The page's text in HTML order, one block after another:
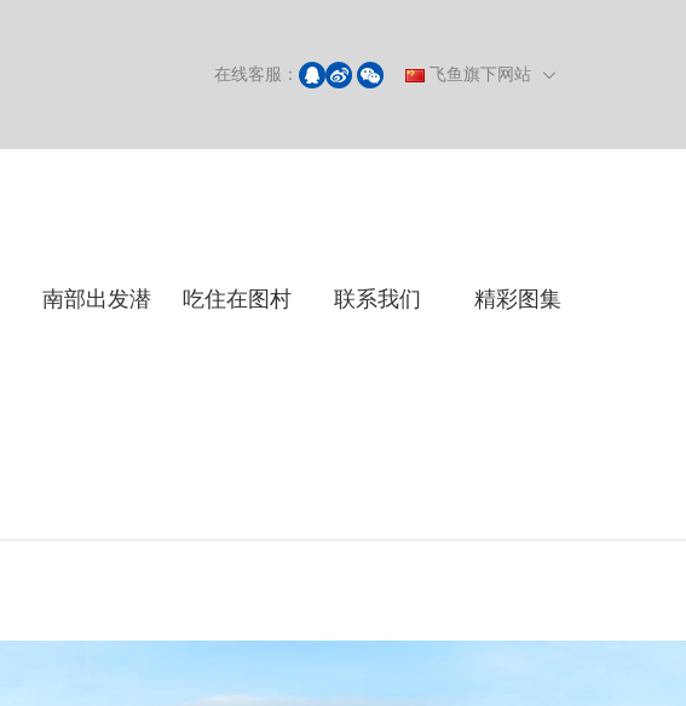
在线客服： 飞鱼旗下网站
南部出发潜 吃住在图村 联系我们 精彩图集